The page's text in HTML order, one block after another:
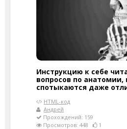
Инструкцию к себе
вопросов по анатомии,
спотыкаются даже
HTML-код
Андрей
Прохождений: 159
Просмотров: 448
1